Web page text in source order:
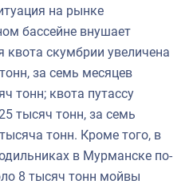
на рынке
бассейне внушает
скумбрии увеличена
за семь месяцев
тонн; квота путассу
тысяч тонн, за семь
тонн. Кроме того, в
в Мурманске по-
8 тысяч тонн мойвы